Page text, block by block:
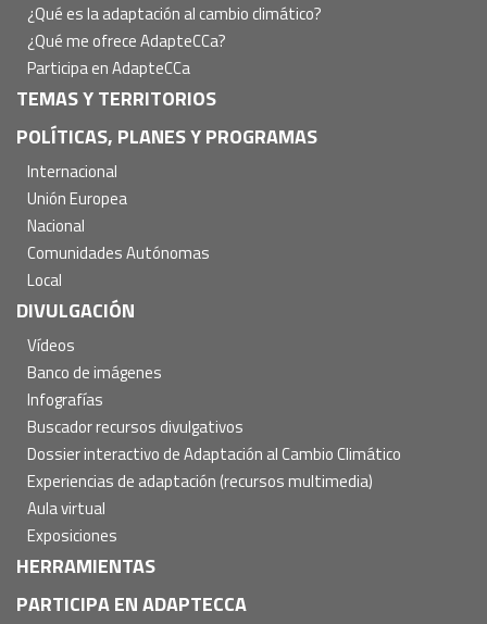
¿Qué es la adaptación al cambio climático?
¿Qué me ofrece AdapteCCa?
Participa en AdapteCCa
TEMAS Y TERRITORIOS
POLÍTICAS, PLANES Y PROGRAMAS
Internacional
Unión Europea
Nacional
Comunidades Autónomas
Local
DIVULGACIÓN
Vídeos
Banco de imágenes
Infografías
Buscador recursos divulgativos
Dossier interactivo de Adaptación al Cambio Climático
Experiencias de adaptación (recursos multimedia)
Aula virtual
Exposiciones
HERRAMIENTAS
PARTICIPA EN ADAPTECCA